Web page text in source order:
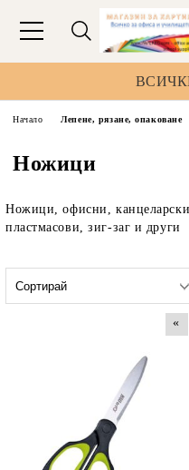
Начало Лепене, рязане, опаковане
Ножици
Ножици, офисни,
пластмасови, зиг-заг и други
«